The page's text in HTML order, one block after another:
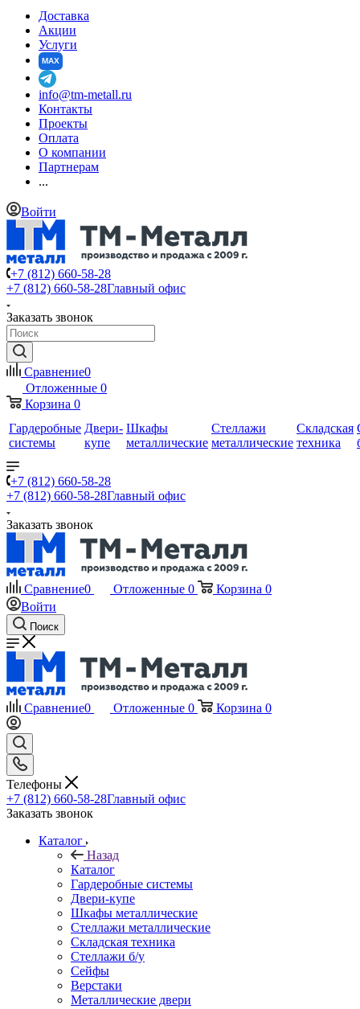
Доставка
Акции
Услуги
MAX
info@tm-metall.ru
Контакты
Проекты
Оплата
О компании
Партнерам
...
Войти
+7 (812) 660-58-28
+7 (812) 660-58-28Главный офис
Заказать звонок
Сравнение0
Отложенные 0
Корзина 0
Гардеробные
системы
Двери-
купе
Шкафы
металлические
Стеллажи
металлические
Складская
техника
+7 (812) 660-58-28
+7 (812) 660-58-28Главный офис
Заказать звонок
Сравнение0 Отложенные 0 Корзина 0
Войти
Поиск
Сравнение0 Отложенные 0 Корзина 0
Телефоны
+7 (812) 660-58-28Главный офис
Заказать звонок
Каталог
Назад
Каталог
Гардеробные системы
Двери-купе
Шкафы металлические
Стеллажи металлические
Складская техника
Стеллажи б/у
Сейфы
Верстаки
Металлические двери